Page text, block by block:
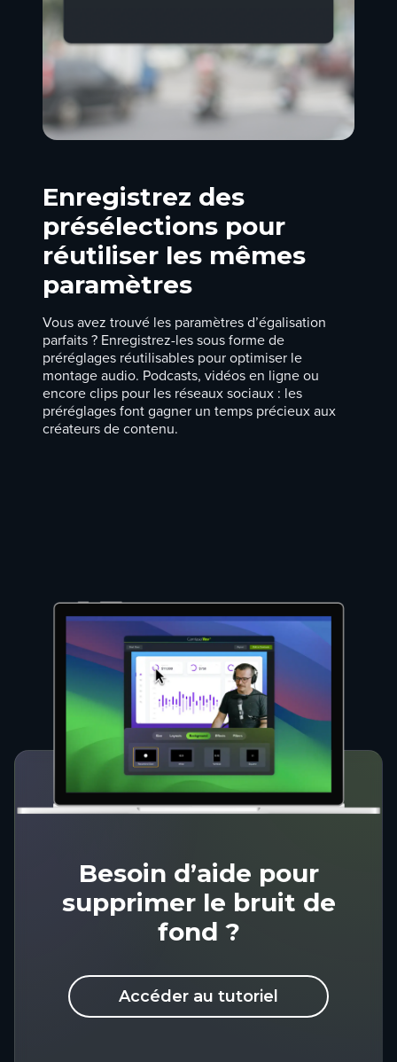
Enregistrez des
présélections pour
réutiliser les mêmes
paramètres
Vous avez trouvé les paramètres d’égalisation
parfaits ? Enregistrez-les sous forme de
préréglages réutilisables pour optimiser le
montage audio. Podcasts, vidéos en ligne ou
encore clips pour les réseaux sociaux : les
préréglages font gagner un temps précieux aux
créateurs de contenu.
Besoin d’aide pour
supprimer le bruit de
fond ?
Accéder au tutoriel